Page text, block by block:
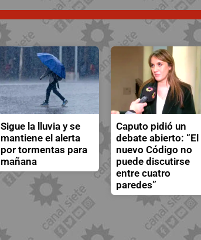
Sigue la lluvia y se
mantiene el alerta
por tormentas para
mañana
Caputo pidió un
debate abierto: “El
nuevo Código no
puede discutirse
entre cuatro
paredes”